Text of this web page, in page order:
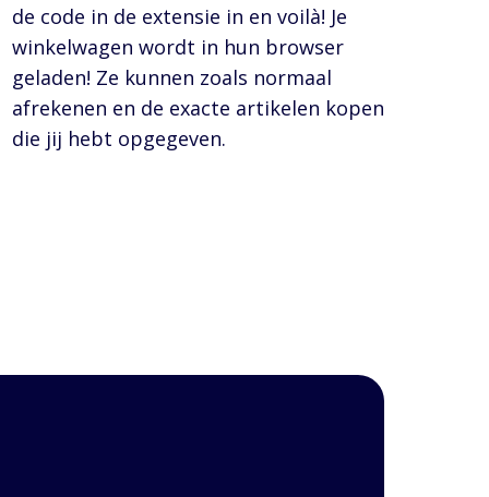
de code in de extensie in en voilà! Je
winkelwagen wordt in hun browser
geladen! Ze kunnen zoals normaal
afrekenen en de exacte artikelen kopen
die jij hebt opgegeven.